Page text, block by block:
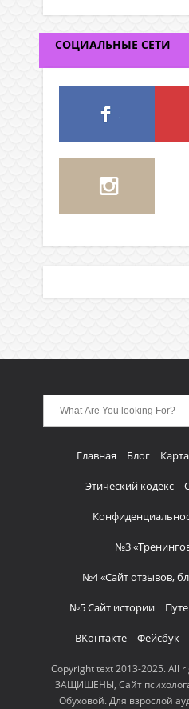
СОЦИАЛЬНЫЕ СЕТИ
Главная Блог
Этический кодекс
№3
№4 «Сайт отзывов,
№5 Сайт истории
ВКонтакте Фейсбук
Copyright text 2013-2025. All
ЗАЩИЩЕНЫ, Сайт
Обуховой. Для взрослой